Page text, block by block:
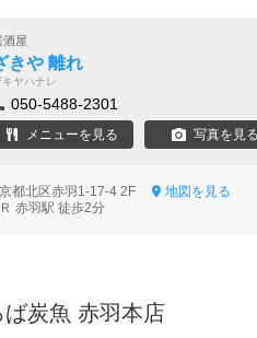
酒屋
きや 離れ
キヤハナレ
050-5488-2301
メニューを見る 写真を見る
都北区赤羽1-17-4 2F
地図を見る
Ｒ 赤羽駅 徒歩2分
炭魚 赤羽本店